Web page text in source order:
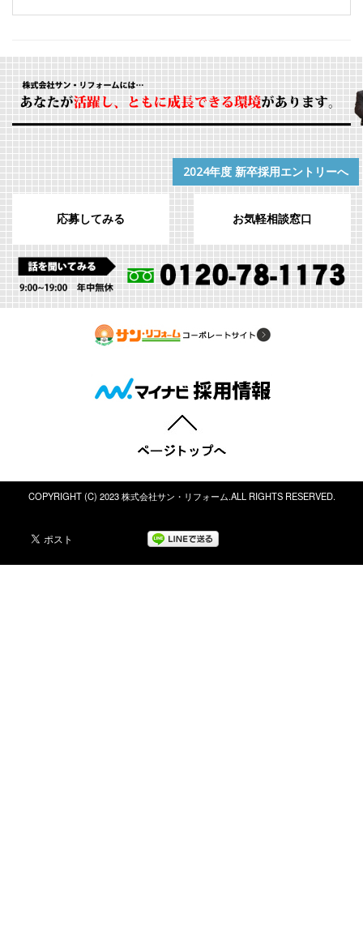
2024年度 新卒採用エントリーへ
応募してみる お気軽相談窓口
COPYRIGHT (C) 2023 株式会社サン・リフォーム.ALL RIGHTS RESERVED.